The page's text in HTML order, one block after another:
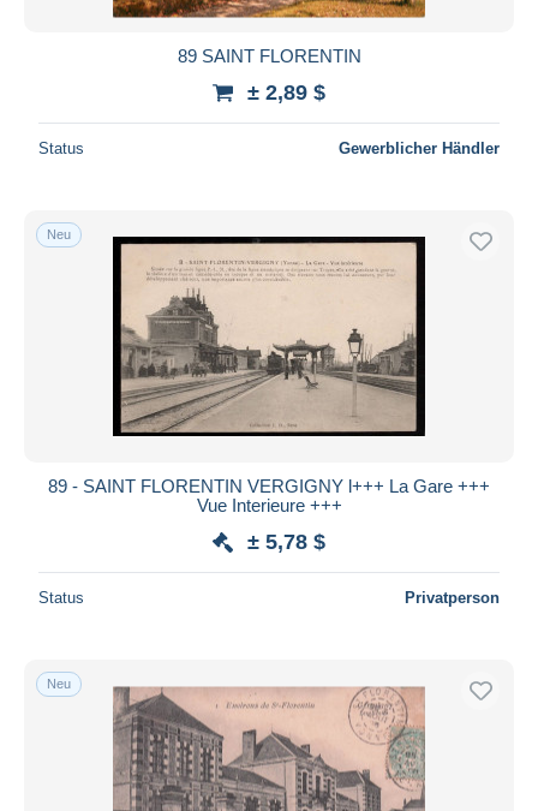
89 SAINT FLORENTIN
± 2,89 $
Status Gewerblicher Händler
Neu
89 - SAINT FLORENTIN VERGIGNY l+++ La Gare +++
Vue Interieure +++
± 5,78 $
Status Privatperson
Neu